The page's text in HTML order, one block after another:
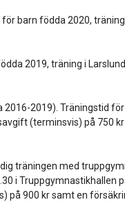
barn födda 2020,
2019, träning i
2016-2019). Träningstid
(terminsvis) på 750
träningen med
i Truppgymnastikhallen
på 900 kr samt en